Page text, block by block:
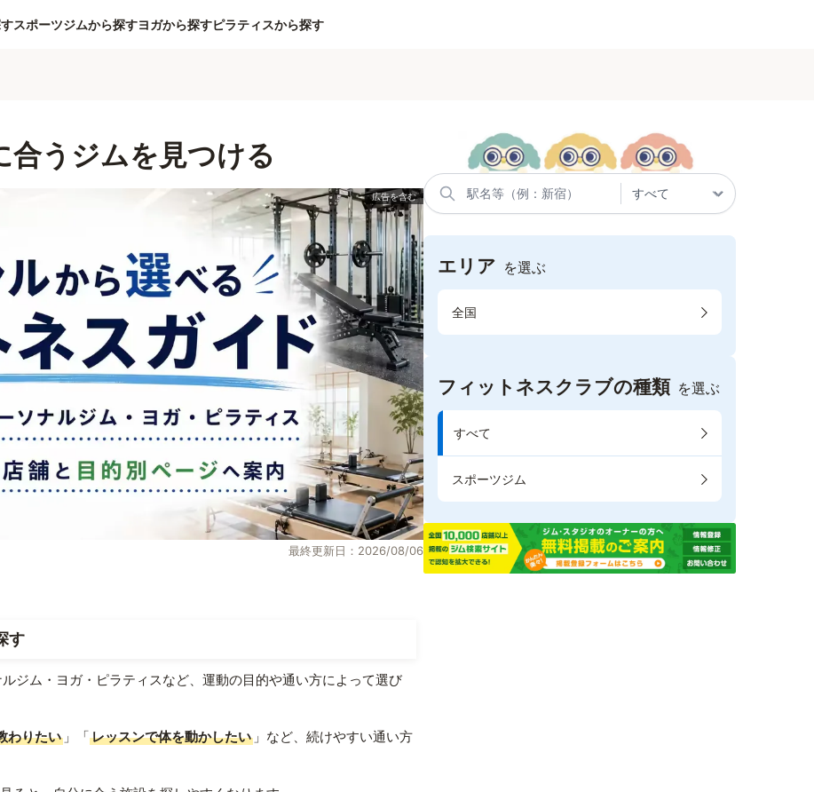
スポーツジムから探すヨガから探すピラティスから探す
合うジムを見つける
最終更新日：2026/08/06
す
ジム・ヨガ・ピラティスなど、運動の目的や通い方によって選び
わりたい 」「レッスンで体を動かしたい 」など、続けやすい通い方
エリア を選ぶ
全国
フィットネスクラブの種類 を選ぶ
すべて
スポーツジム